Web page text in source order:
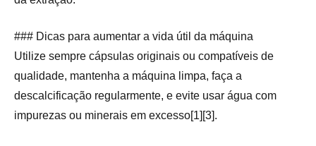
### Dicas para aumentar a vida útil da máquina
Utilize sempre cápsulas originais ou compatíveis de
qualidade, mantenha a máquina limpa, faça a
descalcificação regularmente, e evite usar água com
impurezas ou minerais em excesso[1][3].